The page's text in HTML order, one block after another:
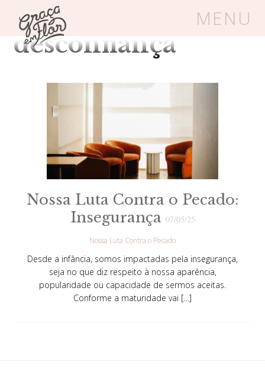
MENU
Um espaço seguro onde mulheres
BLOG
SOBRE
Tag Arquivos:
desconfiança
Nossa Luta Contra o Pecado:
Insegurança 07/05/25
Nossa Luta Contra o Pecado
Desde a infância, somos impactadas pela insegurança,
seja no que diz respeito à nossa aparência,
popularidade ou capacidade de sermos aceitas.
Conforme a maturidade vai […]